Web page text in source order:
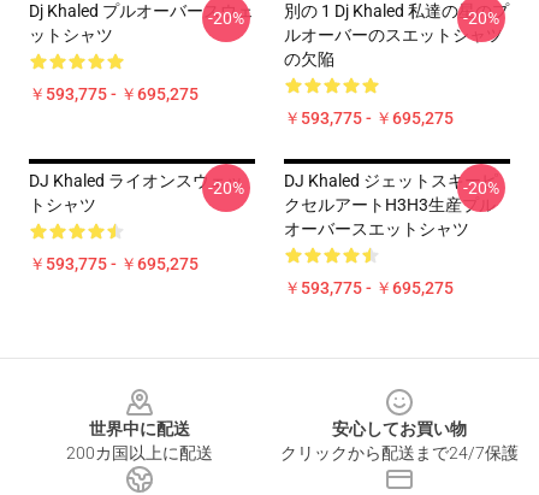
Dj Khaled プルオーバースウェ
ットシャツ
￥593,775 - ￥695,275
-20%
別の 1 Dj Khaled 私達の星のプ
ルオーバーのスエットシャツ
の欠陥
￥593,775 - ￥695,275
-20%
DJ Khaled ライオンスウェッ
トシャツ
￥593,775 - ￥695,275
-20%
DJ Khaled ジェットスキーピ
クセルアートH3H3生産プル
オーバースエットシャツ
￥593,775 - ￥695,275
-20%
世界中に配送
200カ国以上に配送
安心してお買い物
クリックから配送まで24/7保護